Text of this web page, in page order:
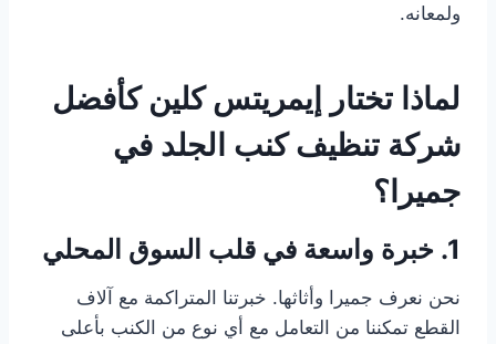
ولمعانه.
لماذا تختار إيمريتس كلين كأفضل
شركة تنظيف كنب الجلد في
جميرا؟
1. خبرة واسعة في قلب السوق المحلي
نحن نعرف جميرا وأثاثها. خبرتنا المتراكمة مع آلاف
القطع تمكننا من التعامل مع أي نوع من الكنب بأعلى